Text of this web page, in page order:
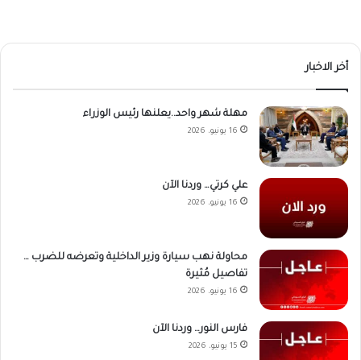
أخر الاخبار
مهلة شهر واحد..يعلنها رئيس الوزراء
16 يونيو، 2026
علي كرتي… وردنا الآن
16 يونيو، 2026
محاولة نهب سيارة وزير الداخلية وتعرضه للضرب …
تفاصيل مُثيرة
16 يونيو، 2026
فارس النور… وردنا الآن
15 يونيو، 2026